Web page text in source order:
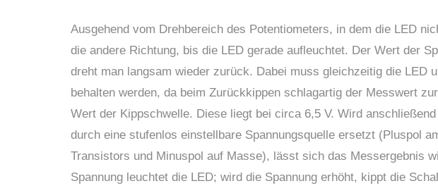
Ausgehend vom Drehbereich des Potentiometers, in dem die LED
die andere Richtung, bis die LED gerade aufleuchtet. Der Wert der
dreht man langsam wieder zurück. Dabei muss gleichzeitig die LED
behalten werden, da beim Zurückkippen schlagartig der Messwert
Wert der Kippschwelle. Diese liegt bei circa 6,5 V. Wird
durch eine stufenlos einstellbare Spannungsquelle ersetzt (Pluspol
Transistors und Minuspol auf Masse), lässt sich das Messergebnis
Spannung leuchtet die LED; wird die Spannung erhöht, kippt die